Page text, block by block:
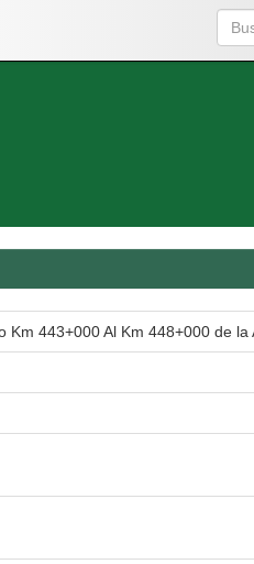
443+000 Al Km 448+000 de